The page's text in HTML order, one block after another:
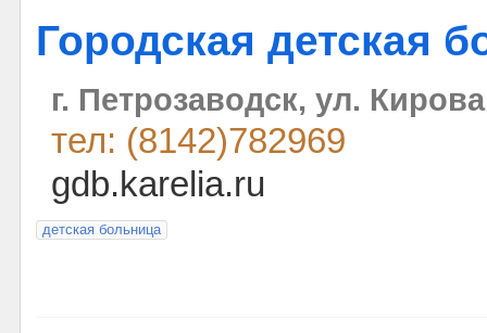
Городская детская
г. Петрозаводск, ул.
тел: (8142)782969
gdb.karelia.ru
детская больница